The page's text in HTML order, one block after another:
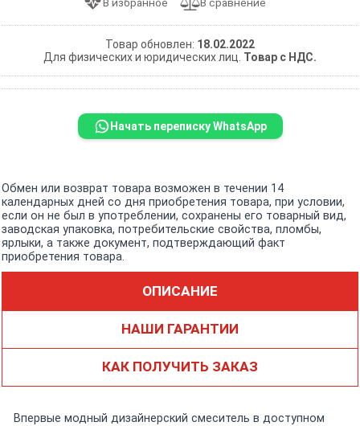
Товар обновлен: 18.02.2022
Для физических и юридических лиц. Товар с НДС.
Начать переписку WhatsApp
Обмен или возврат товара возможен в течении 14
календарных дней со дня приобретения товара, при условии,
если он не был в употреблении, сохранены его товарный вид,
заводская упаковка, потребительские свойства, пломбы,
ярлыки, а также документ, подтверждающий факт
приобретения товара.
ОПИСАНИЕ
НАШИ ГАРАНТИИ
КАК ПОЛУЧИТЬ ЗАКАЗ
Впервые модный дизайнерский смеситель в доступном